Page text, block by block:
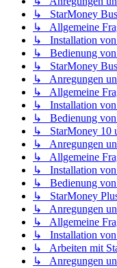
↳ StarMoney
↳ Allgemeine
↳ Installation von
↳ Bedienung von
↳ StarMoney
↳ Anregungen
↳ Allgemeine
↳ Installation von
↳ Bedienung von
↳ StarMoney 10
↳ Anregungen
↳ Allgemeine
↳ Installation von
↳ Bedienung von
↳ StarMoney
↳ Anregungen
↳ Allgemeine
↳ Installation von
↳ Arbeiten mit
↳ Anregungen